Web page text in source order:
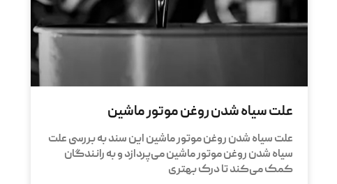
علت سیاه شدن روغن موتور ماشین
علت سیاه شدن روغن موتور ماشین این سند به بررسی علت
سیاه شدن روغن موتور ماشین می‌پردازد و به رانندگان
کمک می‌کند تا درک بهتری